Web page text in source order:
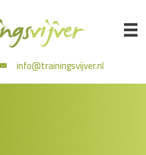
info@trainingsvijver.nl